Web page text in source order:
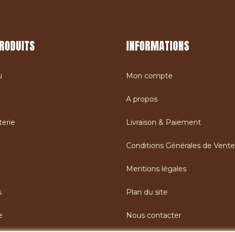
INFORMATIONS
Mon compte
A propos
Livraison & Paiement
Conditions Générales de Vente
Mentions légales
Plan du site
Nous contacter